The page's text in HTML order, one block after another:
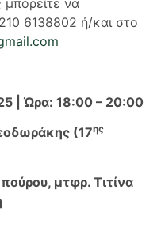
μπορείτε να
6138802 ή/και στο
| Ώρα: 18:00 – 20:00
(17ης
μτφρ. Τιτίνα